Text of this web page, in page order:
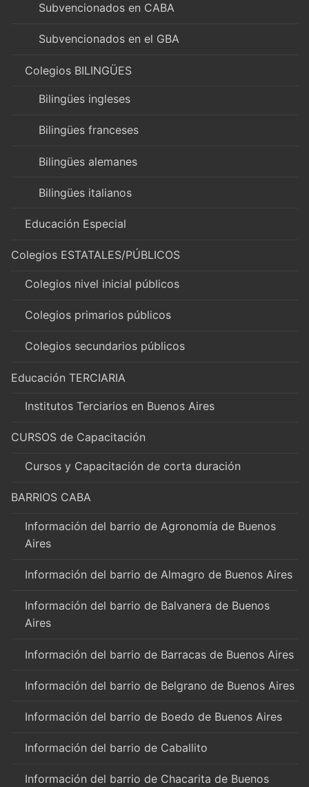
Subvencionados en CABA
Subvencionados en el GBA
Colegios BILINGÜES
Bilingües ingleses
Bilingües franceses
Bilingües alemanes
Bilingües italianos
Educación Especial
Colegios ESTATALES/PÚBLICOS
Colegios nivel inicial públicos
Colegios primarios públicos
Colegios secundarios públicos
Educación TERCIARIA
Institutos Terciarios en Buenos Aires
CURSOS de Capacitación
Cursos y Capacitación de corta duración
BARRIOS CABA
Información del barrio de Agronomía de Buenos
Aires
Información del barrio de Almagro de Buenos Aires
Información del barrio de Balvanera de Buenos
Aires
Información del barrio de Barracas de Buenos Aires
Información del barrio de Belgrano de Buenos Aires
Información del barrio de Boedo de Buenos Aires
Información del barrio de Caballito
Información del barrio de Chacarita de Buenos